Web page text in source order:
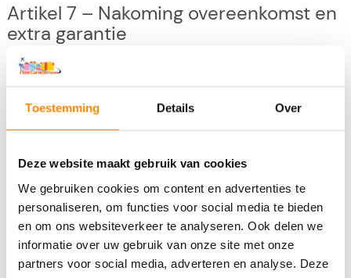
Toestemming Details Over
Deze website maakt gebruik van cookies
We gebruiken cookies om content en advertenties te
personaliseren, om functies voor social media te bieden
en om ons websiteverkeer te analyseren. Ook delen we
informatie over uw gebruik van onze site met onze
partners voor social media, adverteren en analyse. Deze
Artikel 7 – Nakoming overeenkomst en
extra garantie
POMZ B.V. staat er voor in dat de producten en/of
diensten voldoen aan de overeenkomst, de in het
van deugdelijkheid en/of bruikbaarheid en de op de
datum van de totstandkoming van de overeenkomst
bestaande wettelijke bepalingen en/of
POMZ B.V. er tevens voor in dat het product geschikt is
voor ander dan normaal gebruik.
Een door POMZ B.V., diens toeleverancier, fabrikant of
importeur verstrekte extra garantie beperkt nimmer de